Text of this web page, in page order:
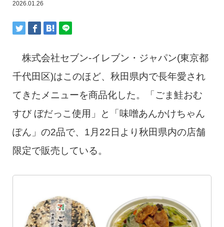
2026.01.26
株式会社セブン-イレブン・ジャパン(東京都
千代田区)はこのほど、秋田県内で長年愛され
てきたメニューを商品化した。「ごま鮭おむ
すび ぼだっこ使用」と「味噌あんかけちゃん
ぽん」の2品で、1月22日より秋田県内の店舗
限定で販売している。